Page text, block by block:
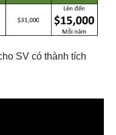
SV có thành tích